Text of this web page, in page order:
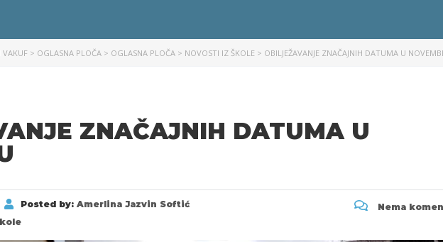
VAKUF > OGLASNA PLOČA > OGLASNA PLOČA > NOVOSTI IZ ŠKOLE > OBILJEŽAVANJE ZNAČAJNIH DATUMA U
ZNAČAJNIH DATUMA U
Posted by: Amerlina Jazvin Softić
Nema